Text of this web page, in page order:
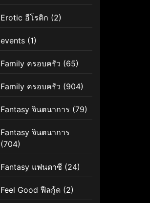
Erotic อีโรติก (2)
events (1)
Family ครอบครัว (65)
Family ครอบครัว (904)
Fantasy จินตนาการ (79)
Fantasy จินตนาการ
(704)
Fantasy แฟนตาซี (24)
Feel Good ฟีลกู้ด (2)